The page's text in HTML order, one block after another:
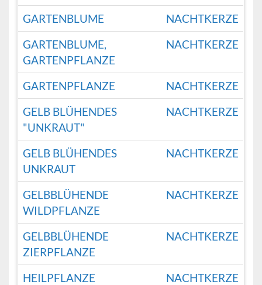
GARTENBLUME
NACHTKERZE
GARTENBLUME,
GARTENPFLANZE
NACHTKERZE
GARTENPFLANZE
NACHTKERZE
GELB BLÜHENDES
"UNKRAUT"
NACHTKERZE
GELB BLÜHENDES
UNKRAUT
NACHTKERZE
GELBBLÜHENDE
WILDPFLANZE
NACHTKERZE
GELBBLÜHENDE
ZIERPFLANZE
NACHTKERZE
HEILPFLANZE
NACHTKERZE